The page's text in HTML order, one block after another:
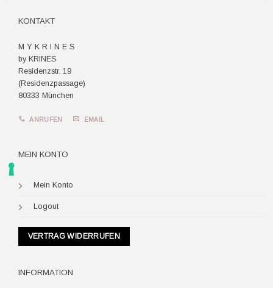
KONTAKT
M Y K R I N E S
by KRINES
Residenzstr. 19
(Residenzpassage)
80333 München
ANRUFEN EMAIL
MEIN KONTO
Mein Konto
Logout
VERTRAG WIDERRUFEN
INFORMATION